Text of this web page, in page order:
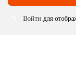
Войти для